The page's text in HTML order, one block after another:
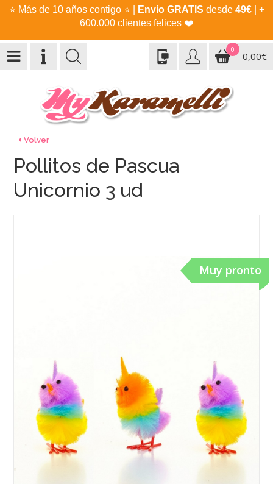
⭐ Más de 10 años contigo ⭐ Envío GRATIS desde 49€| +
600.000 clientes felices ❤️
0
0,00€
Volver
Muy pronto
Pollitos de Pascua
Unicornio 3 ud